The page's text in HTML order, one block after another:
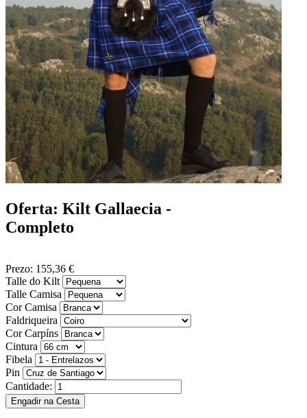
Oferta: Kilt Gallaecia -
Completo
Prezo: 155,36 €
Talle do Kilt
Talle Camisa
Cor Camisa
Faldriqueira
Cor Carpíns
Cintura
Fibela
Pin
Cantidade: